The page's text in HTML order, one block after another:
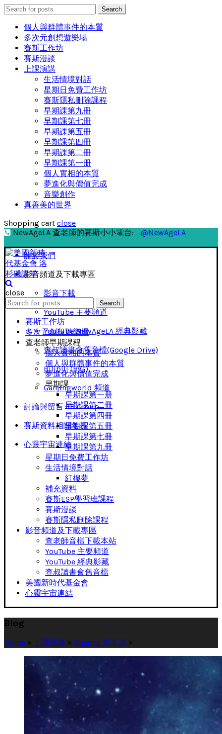
Search
for:
Search
個人與群體事件的本質
多次元創想遊樂場
賽斯工作坊
賽斯漫談
上課演講
生活情境對話
星期日免費工作坊
賽斯隱私刪除課程
早期課第九冊
早期課第七冊
早期課第五冊
早期課第四冊
早期課第二冊
早期課第一册
個人實相的本質
夢進化與價值完成
音樂創作
真善美的世界
Shopping cart close
NewAgeLA 查老師的賽斯小小電台:
@NewAgeLA
關於我們
影音頻道及下載專區
影音下載
YouTube 主要頻道
YouTube NewAgeLA 經典影藏
查叔讀書會舊音檔(Google Drive)
Bilibili (B站)
Ganjingworld 頻道
討論與留言 FB Group
賽斯資料相關年表
心靈宇宙連結
close
Search
for:
Search
賽斯工作坊
多次元創想遊樂場
查老師早期課程
個人實相的本質
個人與群體事件的本質
夢進化與價值完成
早期課
早期課第一册
早期課第二冊
早期課第四冊
早期課第五冊
早期課第七冊
早期課第九冊
星期日免費工作坊
生活情境對話
紅樓夢
補充資料
賽斯ESP學習班課程
賽斯漫談
賽斯隱私刪除課程
影音頻道及下載專區
查老師音檔下載本站
YouTube 主要頻道
YouTube 經典影藏
查叔讀書會舊音檔
美國新時代基金會
心靈宇宙連結
Blog
Home » 上課演講 » Charles 查老師 »